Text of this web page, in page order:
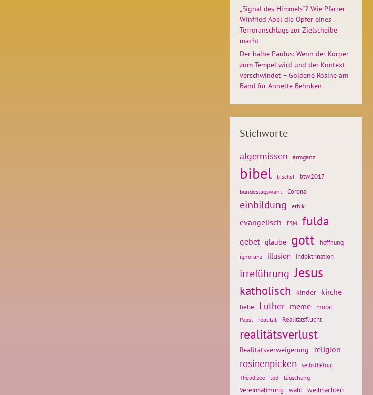
„Signal des Himmels“? Wie Pfarrer
Winfried Abel die Opfer eines
Terroranschlags zur Zielscheibe
macht
Der halbe Paulus: Wenn der Körper
zum Tempel wird und der Kontext
verschwindet – Goldene Rosine am
Band für Annette Behnken
Stichworte
algermissen arroganz
bibel bischof btw2017
bundestagswahl Corona
einbildung ethik
evangelisch FSM fulda
gebet glaube gott
hoffnung
ignoranz
illusion indoktrination
irreführung Jesus
katholisch kinder kirche
liebe Luther meme moral
Papst realität Realitätsflucht
realitätsverlust
Realitätsverweigerung religion
rosinenpicken
selbstbetrug
Theodizee
tod täuschung
Vereinnahmung wahl weihnachten